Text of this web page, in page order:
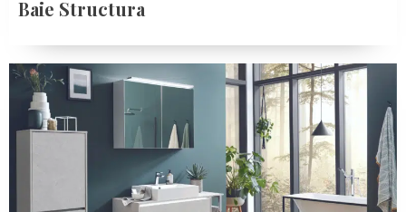
Baie Structura